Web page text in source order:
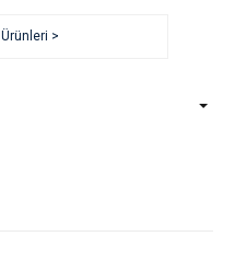
Ürünleri >